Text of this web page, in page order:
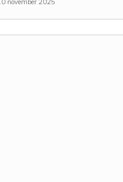
november 2025